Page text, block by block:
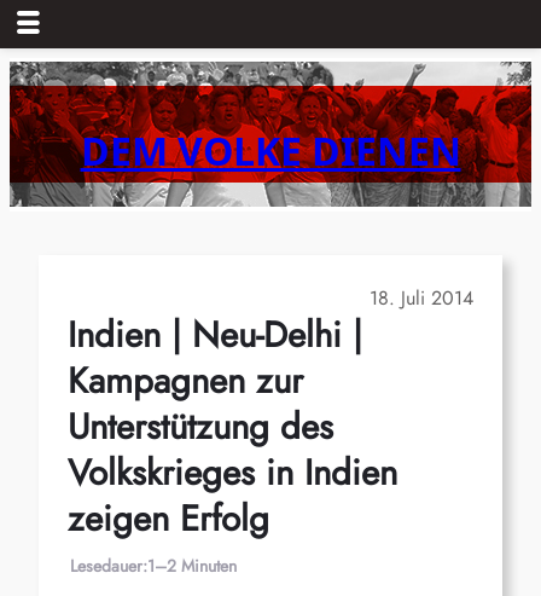
Zum
Inhalt
springenDEM VOLKE DIENEN
18. Juli 2014
Indien | Neu-Delhi |
Kampagnen zur
Unterstützung des
Volkskrieges in Indien
zeigen Erfolg
Lesedauer:1–2 Minuten